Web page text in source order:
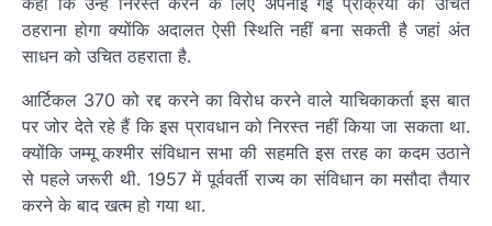
ठहराना होगा क्योंकि अदालत ऐसी स्थिति नहीं बना सकती है जहां अंत
साधन को उचित ठहराता है.
आर्टिकल 370 को रद्द करने का विरोध करने वाले याचिकाकर्ता इस बात
पर जोर देते रहे हैं कि इस प्रावधान को निरस्त नहीं किया जा सकता था.
क्योंकि जम्मू कश्मीर संविधान सभा की सहमति इस तरह का कदम उठाने
से पहले जरूरी थी. 1957 में पूर्ववर्ती राज्य का संविधान का मसौदा तैयार
करने के बाद खत्म हो गया था.